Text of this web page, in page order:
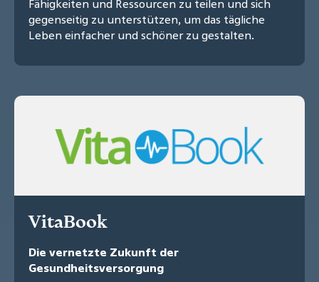
Fähigkeiten und Ressourcen zu teilen und sich
gegenseitig zu unterstützen, um das tägliche
Leben einfacher und schöner zu gestalten.
VitaBook
Die vernetzte Zukunft der
Gesundheitsversorgung